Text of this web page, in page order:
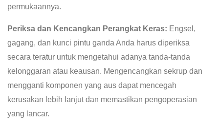
permukaannya.
Periksa dan Kencangkan Perangkat Keras: Engsel,
gagang, dan kunci pintu ganda Anda harus diperiksa
secara teratur untuk mengetahui adanya tanda-tanda
kelonggaran atau keausan. Mengencangkan sekrup dan
mengganti komponen yang aus dapat mencegah
kerusakan lebih lanjut dan memastikan pengoperasian
yang lancar.